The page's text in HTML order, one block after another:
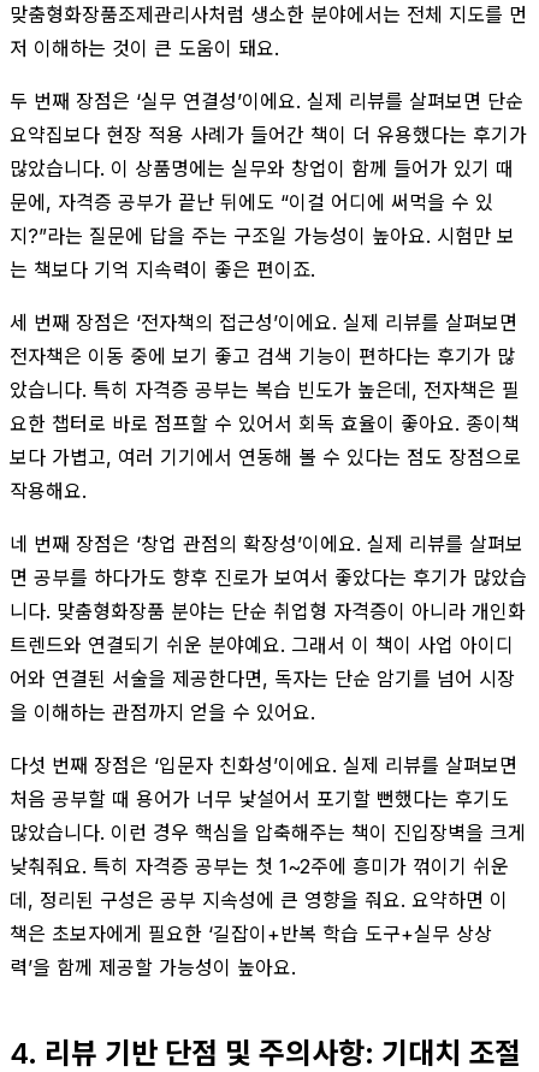
맞춤형화장품조제관리사처럼 생소한 분야에서는 전체 지도를 먼
저 이해하는 것이 큰 도움이 돼요.
두 번째 장점은 ‘실무 연결성’이에요. 실제 리뷰를 살펴보면 단순
요약집보다 현장 적용 사례가 들어간 책이 더 유용했다는 후기가
많았습니다. 이 상품명에는 실무와 창업이 함께 들어가 있기 때
문에, 자격증 공부가 끝난 뒤에도 “이걸 어디에 써먹을 수 있
지?”라는 질문에 답을 주는 구조일 가능성이 높아요. 시험만 보
는 책보다 기억 지속력이 좋은 편이죠.
세 번째 장점은 ‘전자책의 접근성’이에요. 실제 리뷰를 살펴보면
전자책은 이동 중에 보기 좋고 검색 기능이 편하다는 후기가 많
았습니다. 특히 자격증 공부는 복습 빈도가 높은데, 전자책은 필
요한 챕터로 바로 점프할 수 있어서 회독 효율이 좋아요. 종이책
보다 가볍고, 여러 기기에서 연동해 볼 수 있다는 점도 장점으로
작용해요.
네 번째 장점은 ‘창업 관점의 확장성’이에요. 실제 리뷰를 살펴보
면 공부를 하다가도 향후 진로가 보여서 좋았다는 후기가 많았습
니다. 맞춤형화장품 분야는 단순 취업형 자격증이 아니라 개인화
트렌드와 연결되기 쉬운 분야예요. 그래서 이 책이 사업 아이디
어와 연결된 서술을 제공한다면, 독자는 단순 암기를 넘어 시장
을 이해하는 관점까지 얻을 수 있어요.
다섯 번째 장점은 ‘입문자 친화성’이에요. 실제 리뷰를 살펴보면
처음 공부할 때 용어가 너무 낯설어서 포기할 뻔했다는 후기도
많았습니다. 이런 경우 핵심을 압축해주는 책이 진입장벽을 크게
낮춰줘요. 특히 자격증 공부는 첫 1~2주에 흥미가 꺾이기 쉬운
데, 정리된 구성은 공부 지속성에 큰 영향을 줘요. 요약하면 이
책은 초보자에게 필요한 ‘길잡이+반복 학습 도구+실무 상상
력’을 함께 제공할 가능성이 높아요.
4. 리뷰 기반 단점 및 주의사항: 기대치 조절